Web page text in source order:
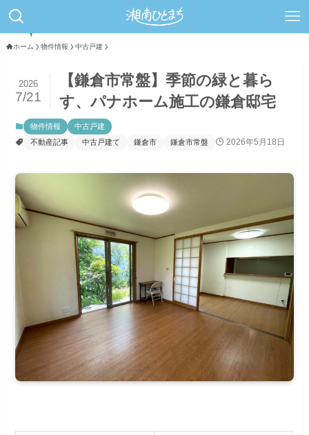
ホーム 物件情報 中古戸建
【鎌倉市常盤】季節の緑と暮ら
す、パナホーム施工の鎌倉邸宅
2026
7/21
物件情報
中古戸建
不動産記事
中古戸建て 鎌倉市 鎌倉市常盤 2026年5月18日